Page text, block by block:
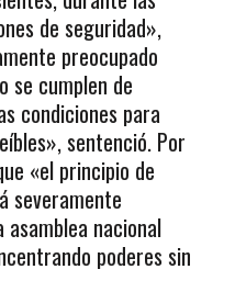
de seguridad»,
preocupado
se cumplen de
condiciones para
sentenció. Por
«el principio de
severamente
nacional
poderes sin